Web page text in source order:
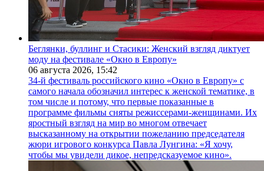
Беглянки, буллинг и Стасики: Женский взгляд диктует
моду на фестивале «Окно в Европу»
06 августа 2026, 15:42
34-й фестиваль российского кино «Окно в Европу» с
самого начала обозначил интерес к женской тематике, в
том числе и потому, что первые показанные в
программе фильмы сняты режиссерами-женщинами. Их
яростный взгляд на мир во многом отвечает
высказанному на открытии пожеланию председателя
жюри игрового конкурса Павла Лунгина: «Я хочу,
чтобы мы увидели дикое, непредсказуемое кино».